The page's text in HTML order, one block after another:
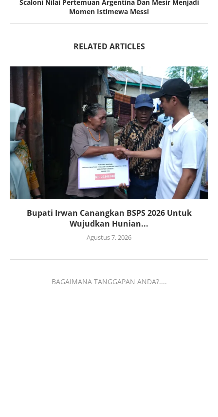
Scaloni Nilai Pertemuan Argentina Dan Mesir Menjadi
Momen Istimewa Messi
RELATED ARTICLES
Bupati Irwan Canangkan BSPS 2026 Untuk
Wujudkan Hunian...
Agustus 7, 2026
BAGAIMANA TANGGAPAN ANDA?....